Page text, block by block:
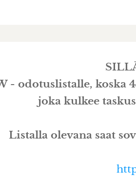
- odotuslistalle, koska
joka kulkee
Listalla olevana saat